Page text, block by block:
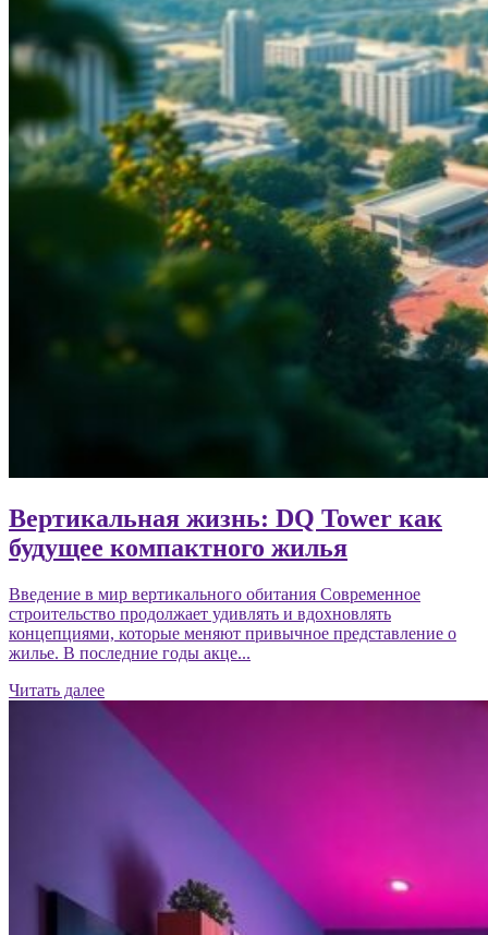
Вертикальная жизнь: DQ Tower как
будущее компактного жилья
Введение в мир вертикального обитания Современное
строительство продолжает удивлять и вдохновлять
концепциями, которые меняют привычное представление о
жилье. В последние годы акце...
Читать далее